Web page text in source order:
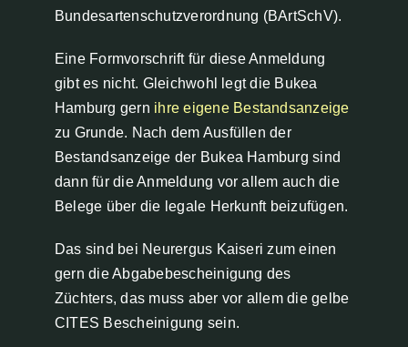
Bundesartenschutzverordnung (BArtSchV).
Eine Formvorschrift für diese Anmeldung
gibt es nicht. Gleichwohl legt die Bukea
Hamburg gern ihre eigene Bestandsanzeige
zu Grunde. Nach dem Ausfüllen der
Bestandsanzeige der Bukea Hamburg sind
dann für die Anmeldung vor allem auch die
Belege über die legale Herkunft beizufügen.
Das sind bei Neurergus Kaiseri zum einen
gern die Abgabebescheinigung des
Züchters, das muss aber vor allem die gelbe
CITES Bescheinigung sein.